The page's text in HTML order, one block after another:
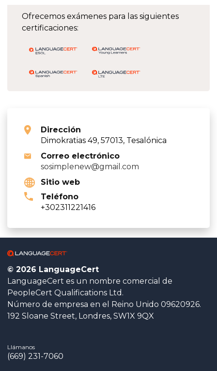
Ofrecemos exámenes para las siguientes
certificaciones:
Dirección
Dimokratias 49, 57013, Tesalónica
Correo electrónico
sosimplenew@gmail.com
Sitio web
Teléfono
+302311221416
© 2026 LanguageCert
LanguageCert es un nombre comercial de
PeopleCert Qualifications Ltd.
Número de empresa en el Reino Unido 09620926.
192 Sloane Street, Londres, SW1X 9QX
Llámanos
(669) 231-7060